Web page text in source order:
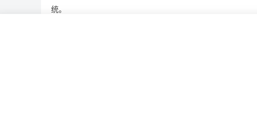
统。